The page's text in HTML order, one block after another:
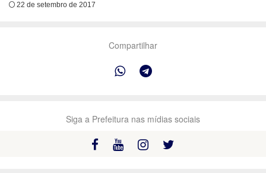
22 de setembro de 2017
Compartilhar
Siga a Prefeitura nas mídias sociais